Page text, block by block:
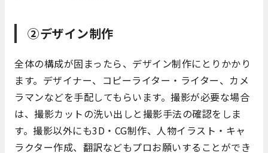
②デザイン制作
全体の構成が固まったら、デザイン制作にとりかかり
ます。デザイナー、コピーライター・ライター、カメ
ラマンなどを手配してもらいます。撮影が必要な場合
は、撮影カットの洗い出しと撮影手法の確認をしま
す。撮影以外にも3D・CG制作、人物イラスト・キャ
ラクター作成、翻訳などもプロお願いすることができ